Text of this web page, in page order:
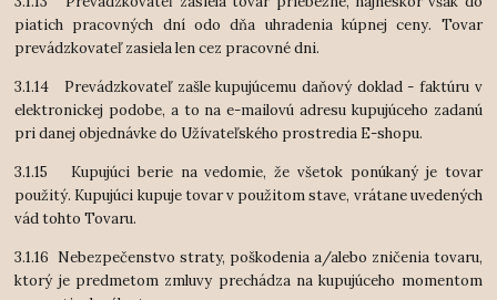
piatich pracovných dní odo dňa uhradenia kúpnej ceny. Tovar
prevádzkovateľ zasiela len cez pracovné dni.
3.1.14 Prevádzkovateľ zašle kupujúcemu daňový doklad - faktúru v
elektronickej podobe, a to na e-mailovú adresu kupujúceho zadanú
pri danej objednávke do Užívateľského prostredia E-shopu.
3.1.15 Kupujúci berie na vedomie, že všetok ponúkaný je tovar
použitý. Kupujúci kupuje tovar v použitom stave, vrátane uvedených
vád tohto Tovaru.
3.1.16 Nebezpečenstvo straty, poškodenia a/alebo zničenia tovaru,
ktorý je predmetom zmluvy prechádza na kupujúceho momentom